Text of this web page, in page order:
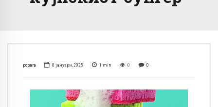
popara 8 јануари, 2025 1 min 0 0